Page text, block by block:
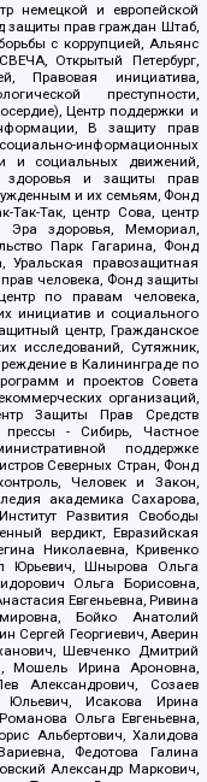
немецкой и европейской
защиты прав граждан Штаб,
с коррупцией, Альянс
Открытый Петербург,
Правовая инициатива,
преступности,
Центр поддержки и
В защиту прав
информационных
и социальных движений,
здоровья и защиты прав
и их семьям, Фонд
Так-Так, центр Сова, центр
Эра здоровья, Мемориал,
Парк Гагарина, Фонд
правозащитная
человека, Фонд защиты
по правам человека,
инициатив и социального
центр, Гражданское
исследований, Сутяжник,
в Калининграде по
и проектов Совета
организаций,
Защиты Прав Средств
прессы - Сибирь, Частное
поддержке
Северных Стран, Фонд
Человек и Закон,
академика Сахарова,
Развития Свободы
вердикт, Евразийская
Николаевна, Кривенко
Юрьевич, Шнырова Ольга
Ольга Борисовна,
Евгеньевна, Ривина
Бойко Анатолий
Сергей Георгиевич, Аверин
Шевченко Дмитрий
Мошель Ирина Ароновна,
Александрович, Созаев
Юльевич, Исакова Ирина
Ольга Евгеньевна,
Альбертович, Халидова
Федотова Галина
Александр Маркович,